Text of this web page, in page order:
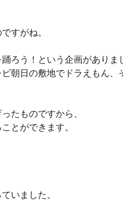
すがね。
ろう！という企画がありま
朝日の敷地でドラえもん、
たものですから、
とができます。
いました。